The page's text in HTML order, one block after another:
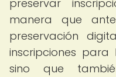
preservar
manera que
preservación
inscripciones para
sino que